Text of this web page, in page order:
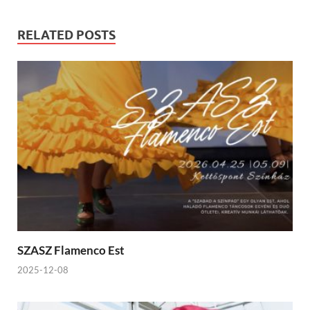
RELATED POSTS
SZASZ Flamenco Est
2025-12-08